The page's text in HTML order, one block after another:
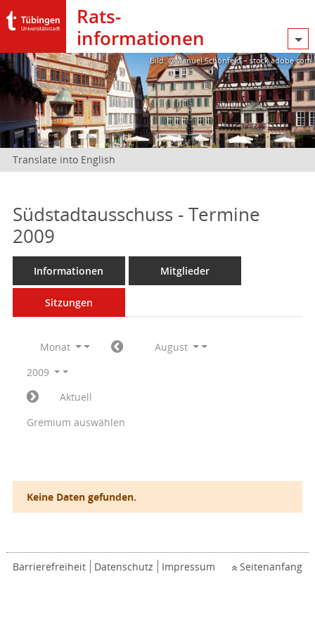
Rats­
informationen
Bild: @Manuel Schönfeld – stock.adobe.com
Translate into English
Südstadtausschuss - Termine
2009
Informationen Mitglieder
Sitzungen
Monat
August
2009
Aktuell
Gremium auswählen
Keine Daten gefunden.
Barrierefreiheit Datenschutz Impressum Seitenanfang